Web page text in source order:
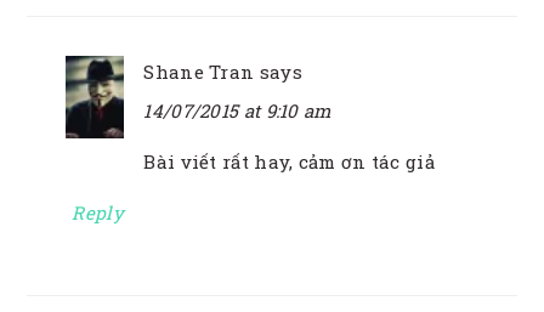
Shane Tran says
14/07/2015 at 9:10 am
Bài viết rất hay, cảm ơn tác giả
Reply